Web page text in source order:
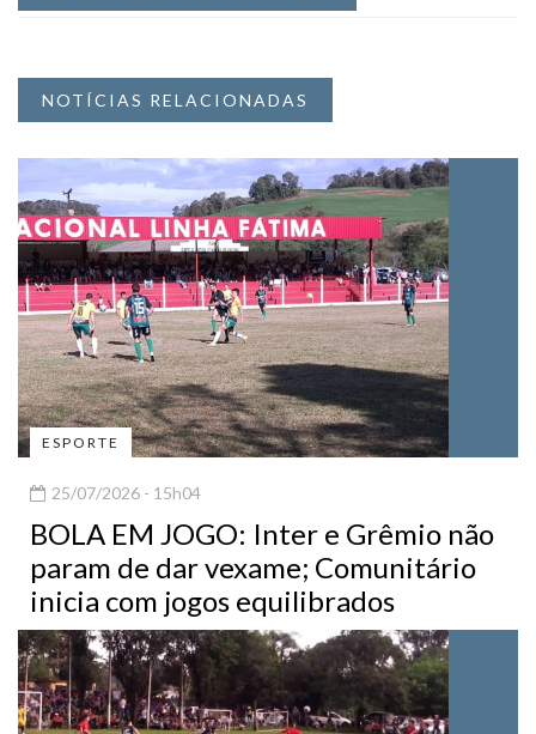
NOTÍCIAS RELACIONADAS
ESPORTE
25/07/2026 - 15h04
BOLA EM JOGO: Inter e Grêmio não
param de dar vexame; Comunitário
inicia com jogos equilibrados